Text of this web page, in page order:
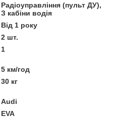
Радіоуправління (пульт ДУ),
З кабіни водія
Від 1 року
2 шт.
1
5 км/год
30 кг
Audi
EVA